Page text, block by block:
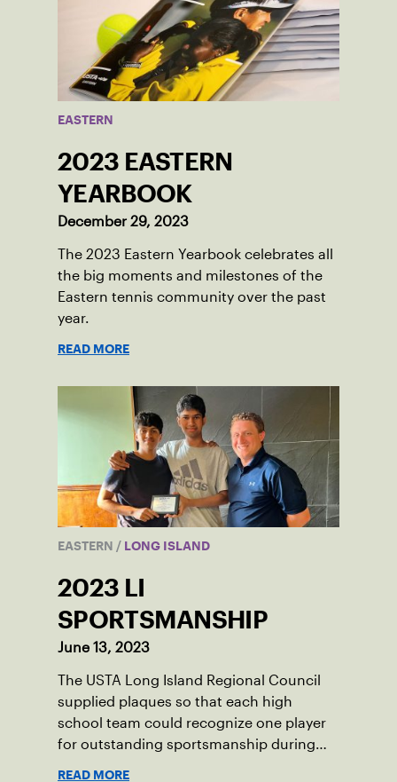
EASTERN
2023 EASTERN
YEARBOOK
December 29, 2023
The 2023 Eastern Yearbook celebrates all
the big moments and milestones of the
Eastern tennis community over the past
year.
READ MORE
EASTERN / LONG ISLAND
2023 LI
SPORTSMANSHIP
June 13, 2023
The USTA Long Island Regional Council
supplied plaques so that each high
school team could recognize one player
for outstanding sportsmanship during
READ MORE